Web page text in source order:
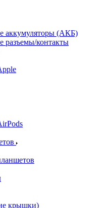
аккумуляторы (АКБ)
разъемы/контакты
крышки)